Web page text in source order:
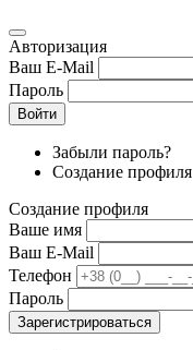
Авторизация
Ваш E-Mail
Пароль
Войти
Забыли пароль?
Создание профиля
Создание профиля
Ваше имя
Ваш E-Mail
Телефон
Пароль
Зарегистрироваться